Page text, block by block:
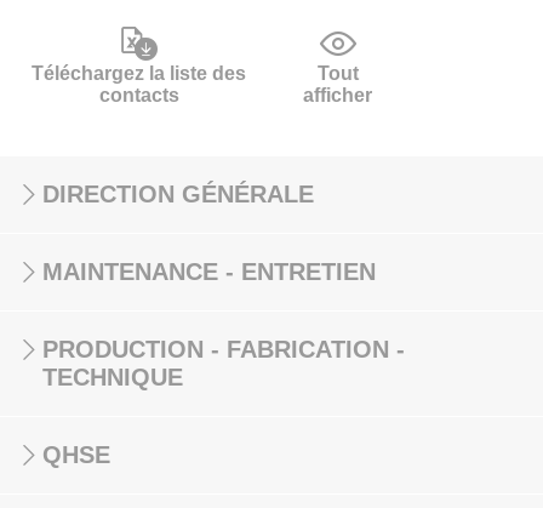
Téléchargez la liste des
contacts
Tout
afficher
DIRECTION GÉNÉRALE
MAINTENANCE - ENTRETIEN
PRODUCTION - FABRICATION -
TECHNIQUE
QHSE